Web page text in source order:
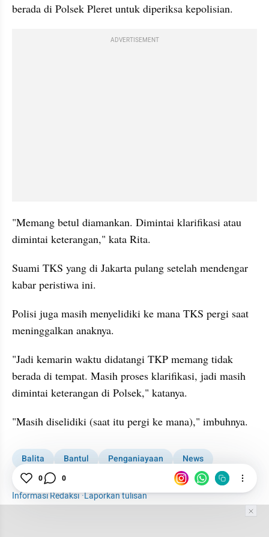
berada di Polsek Pleret untuk diperiksa kepolisian.
ADVERTISEMENT
"Memang betul diamankan. Dimintai klarifikasi atau
dimintai keterangan," kata Rita.
Suami TKS yang di Jakarta pulang setelah mendengar
kabar peristiwa ini.
Polisi juga masih menyelidiki ke mana TKS pergi saat
meninggalkan anaknya.
"Jadi kemarin waktu didatangi TKP memang tidak
berada di tempat. Masih proses klarifikasi, jadi masih
dimintai keterangan di Polsek," katanya.
"Masih diselidiki (saat itu pergi ke mana)," imbuhnya.
Balita Bantul Penganiayaan
News
Balita Dilakban di Bantul
Informasi Redaksi·Laporkan tulisan
0 0